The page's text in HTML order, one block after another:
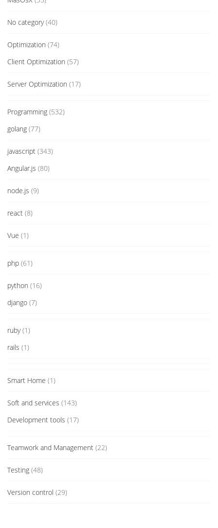
No category(40)
Optimization (74)
Client Optimization (57)
Server Optimization (17)
Programming (532)
golang (77)
javascript (343)
Angular.js (80)
node.js (9)
react (8)
Vue (1)
php (61)
python (16)
django (7)
ruby(1)
rails (1)
Smart Home (1)
Soft and services (143)
Development tools (17)
Teamwork and Management (22)
Testing (48)
Version control (29)